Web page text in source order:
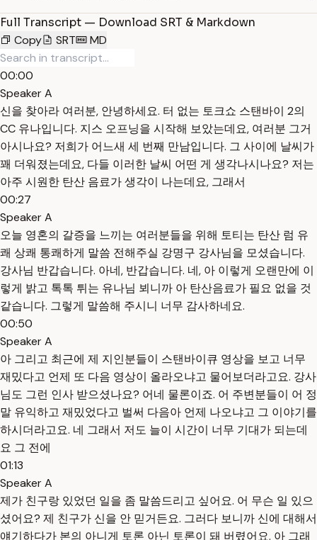
Full Transcript — Download SRT & Markdown
Copy
SRT MD
00:00
Speaker A
신을 찾아라 여러분, 안녕하세요. 터 없는 토크쇼 스탠바이 2의
CC 유나입니다. 지스 오프닝을 시작해 보았는데요, 여러분 그거
아시나요? 저희가 어느새 세 번째 만남입니다. 그 사이에 날씨가
꽤 더워졌는데요, 다들 이러한 날씨 어떤 게 생각나시나요? 저는
아주 시원한 탄산 음료가 생각이 나는데요, 그래서
00:27
Speaker A
오늘 영혼의 갈증을 느끼는 여러분들을 위해 토티는 탄산 럼 유
쾌 상쾌 통쾌하게 말씀 전해주실 강명구 강사님을 모셨습니다.
강사님 반갑습니다. 아네, 반갑습니다. 네, 아 이렇게 오랜만에 이
렇게 밝고 톡톡 튀는 유나님 뵈니까 아 탄산음료가 필요 없을 것
같습니다. 그렇게 말씀해 주시니 너무 감사하네요.
00:50
Speaker A
아 그리고 최근에 제 지인분들이 스탠바이큐 영상을 보고 너무
재밌다고 언제 또 다음 영상이 올라오냐고 물어보더라고요. 강사
님도 그런 인사 받으셨나요? 어네 물론이죠. 어 주변분들이 어 정
말 유익하고 재밌었다고 벌써 다음아 언제 나오냐고 그 이야기를
하시더라고요. 네 그래서 저도 늘이 시간이 너무 기대가 되는데
요 그 전에
01:13
Speaker A
제가 친구랑 있었던 일을 좀 말씀드리고 싶어요. 어 무슨 일 있으
셨어요? 제 친구가 신을 안 믿거든요. 그러다 보니까 신에 대해서
얘기하다가 본의 아니게 토론 아닌 토론이 돼 버렸어요. 아 그래